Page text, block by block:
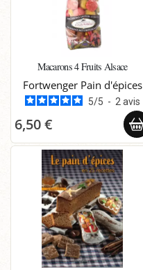
Macarons 4 Fruits Alsace
Fortwenger Pain d'épices
5/5 - 2 avis
6,50 €